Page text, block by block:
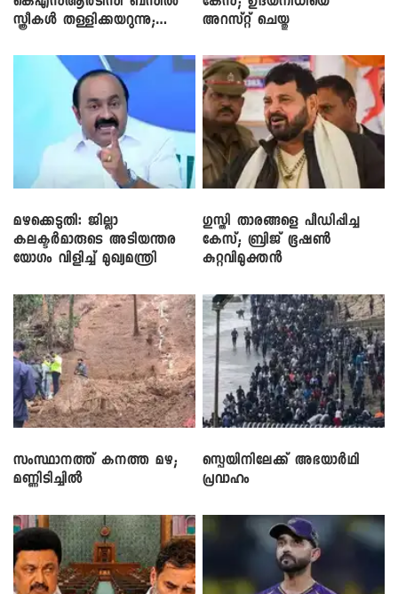
സ്ത്രീകൾ തള്ളിക്കയറുന്നു;
അറസ്റ്റ് ചെയ്തു
മഴക്കെടുതി: ജില്ലാ
കലക്ടർമാരുടെ അടിയന്തര
യോഗം വിളിച്ച് മുഖ്യമന്ത്രി
​ഗുസ്തി താരങ്ങളെ പീഡിപ്പിച്ച
കേസ്; ബ്രിജ് ഭൂഷൺ
കുറ്റവിമുക്തൻ
സംസ്ഥാനത്ത് കനത്ത മഴ;
മണ്ണിടിച്ചിൽ
സ്പെയിനിലേക്ക് അഭയാർഥി
പ്രവാഹം